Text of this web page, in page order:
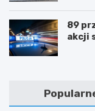
89
akcji